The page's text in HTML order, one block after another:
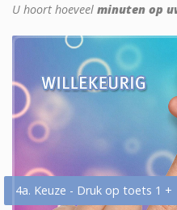
U hoort hoeveel minuten op
4a. Keuze - Druk op toets 1 +